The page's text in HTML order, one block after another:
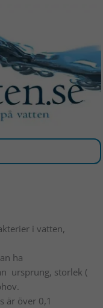
i vatten,
ha
ursprung, storlek (
är över 0,1